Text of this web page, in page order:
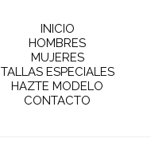
INICIO
HOMBRES
MUJERES
TALLAS ESPECIALES
HAZTE MODELO
CONTACTO